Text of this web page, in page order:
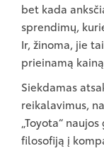
bet kada
sprendimų,
Ir, žinoma, jie
prieinamą
Siekdamas
reikalavimus,
„Toyota“
filosofiją į